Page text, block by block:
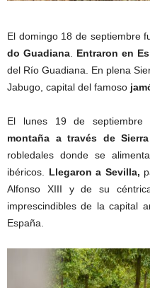
El domingo 18 de septiembre
do Guadiana. Entraron en
del Río Guadiana. En plena
Jabugo, capital del famoso
El lunes 19 de septiembre
montaña a través de
robledales donde se
ibéricos. Llegaron a Sevilla,
Alfonso XIII y de su
imprescindibles de la capital
España.